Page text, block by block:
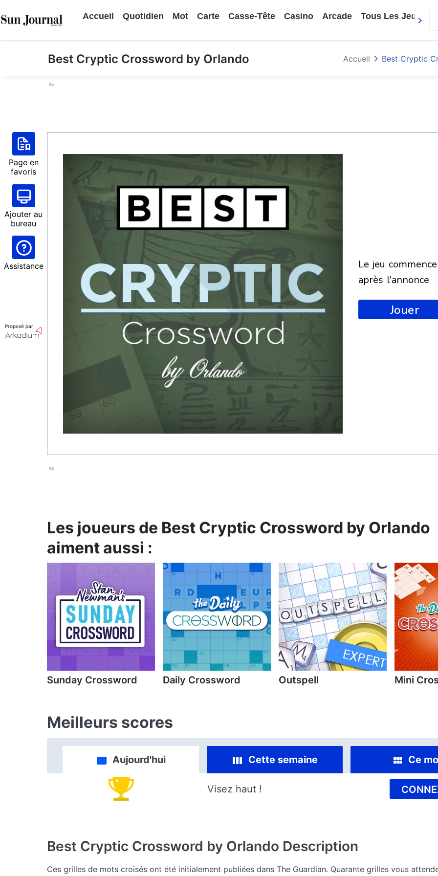
Accueil Quotidien Mot Carte Casse-Tête Casino Arcade Tous Les Jeux
Best Cryptic Crossword by Orlando Accueil Best Cryptic
Ad
Page en
favoris
Ajouter au
bureau
Assistance
Proposé par
le jeu commencera
après l'annonce
Jouer
Ad
Les joueurs de Best Cryptic Crossword by Orlando
aiment aussi :
Sunday Crossword Daily Crossword Outspell Mini
Meilleurs scores
Aujourd'hui Cette semaine Ce
Visez haut !
Best Cryptic Crossword by Orlando Description
Ces grilles de mots croisés ont été initialement publiées dans The Guardian. Quarante grilles vous